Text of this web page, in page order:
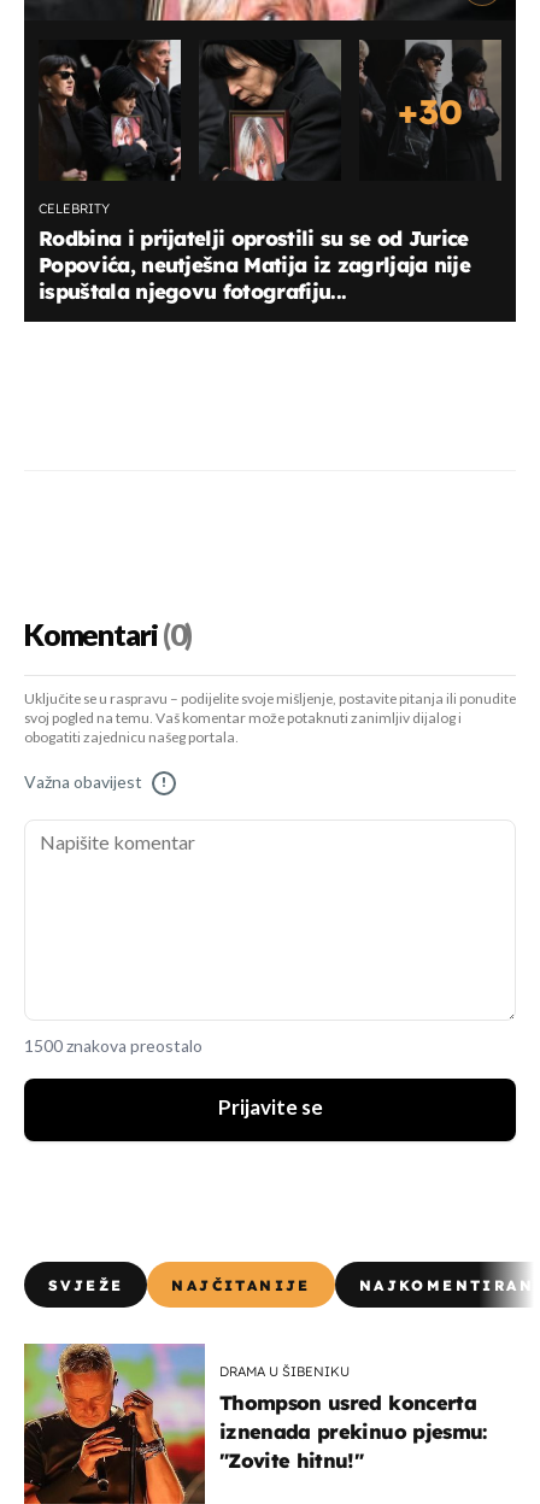
+30
CELEBRITY
Rodbina i prijatelji oprostili su se od Jurice
Popovića, neutješna Matija iz zagrljaja nije
ispuštala njegovu fotografiju...
Komentari(0)
Uključite se u raspravu – podijelite svoje mišljenje, postavite pitanja ili ponudite
svoj pogled na temu. Vaš komentar može potaknuti zanimljiv dijalog i
obogatiti zajednicu našeg portala.
Važna obavijest !
1500 znakova preostalo
Prijavite se
SVJEŽE NAJČITANIJE
DRAMA U ŠIBENIKU
Thompson usred koncerta
iznenada prekinuo pjesmu:
"Zovite hitnu!"